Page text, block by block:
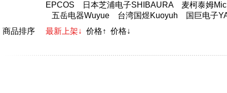
EPCOS
日本芝浦电子SHIBAURA
麦柯泰姆
五岳电器Wuyue
台湾国煜Kuoyuh
国巨电子
商品排序
最新上架↓ 价格↑ 价格↓